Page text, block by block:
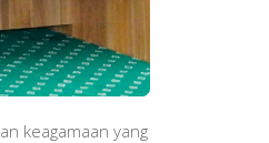
keagamaan yang